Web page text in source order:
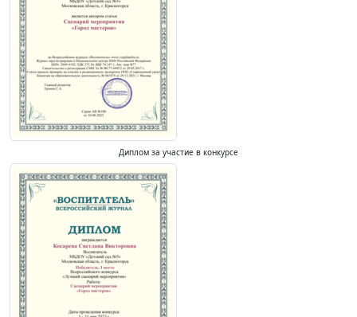
Диплом за участие в конкурсе